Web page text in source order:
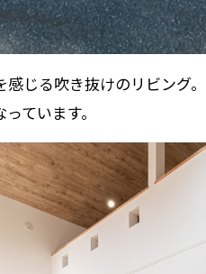
じる吹き抜けのリビング
ています。